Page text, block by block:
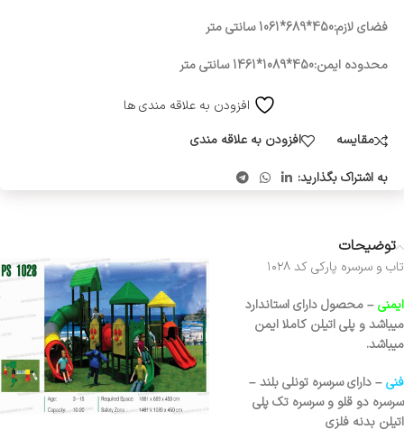
فضای لازم:450*689*1061 سانتی متر
محدوده ایمن:450*1089*1461 سانتی متر
افزودن به علاقه مندی ها
مقایسه
افزودن به علاقه مندی
به اشتراک بگذارید:
توضیحات
تاب و سرسره پارکی کد ۱۰۲۸
ایمنی– محصول دارای استاندارد
میباشد و پلی اتیلن کاملا ایمن
میباشد.
فنی– دارای سرسره تونلی بلند –
سرسره دو قلو و سرسره تک پلی
اتیلن بدنه فلزی